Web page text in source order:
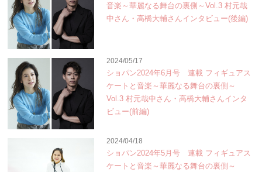
音楽～華麗なる舞台の裏側～Vol.3 村元哉
中さん・高橋大輔さんインタビュー(後編)
2024/05/17
ショパン2024年6月号 連載 フィギュアス
ケートと音楽～華麗なる舞台の裏側～
Vol.3 村元哉中さん・高橋大輔さんインタ
ビュー(前編)
2024/04/18
ショパン2024年5月号 連載 フィギュアス
ケートと音楽～華麗なる舞台の裏側～